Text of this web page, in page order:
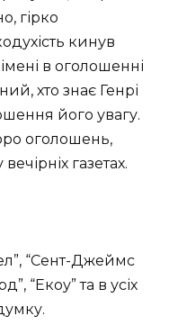
гірко
кинув
в оголошенні
хто знає Генрі
його увагу.
оголошень,
газетах.
“Сент-Джеймс
“Екоу” та в усіх